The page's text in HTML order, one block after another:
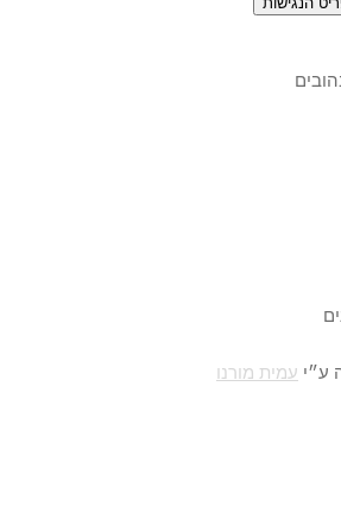
ע״י עמית מורנו